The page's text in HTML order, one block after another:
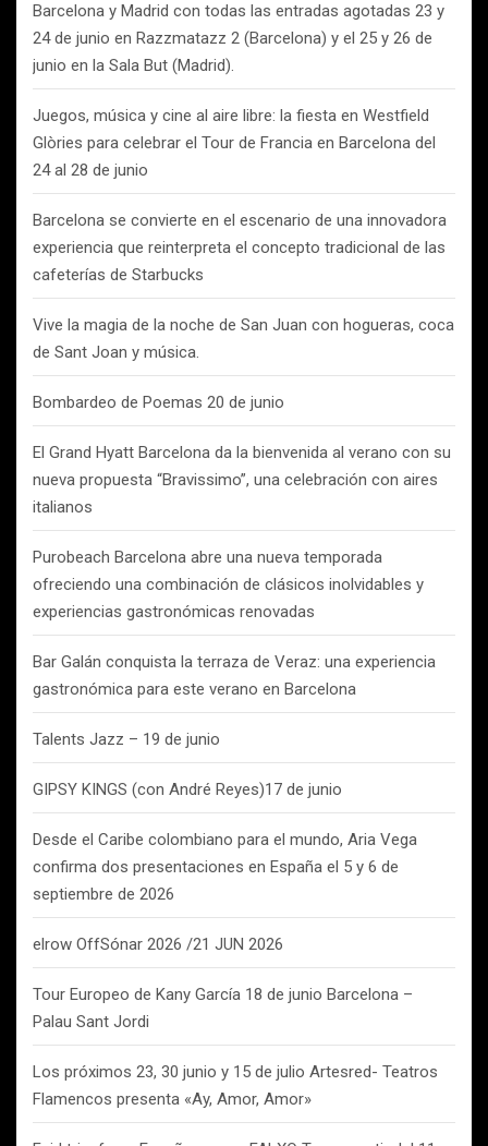
Barcelona y Madrid con todas las entradas agotadas 23 y
24 de junio en Razzmatazz 2 (Barcelona) y el 25 y 26 de
junio en la Sala But (Madrid).
Juegos, música y cine al aire libre: la fiesta en Westfield
Glòries para celebrar el Tour de Francia en Barcelona del
24 al 28 de junio
Barcelona se convierte en el escenario de una innovadora
experiencia que reinterpreta el concepto tradicional de las
cafeterías de Starbucks
Vive la magia de la noche de San Juan con hogueras, coca
de Sant Joan y música.
Bombardeo de Poemas 20 de junio
El Grand Hyatt Barcelona da la bienvenida al verano con su
nueva propuesta “Bravissimo”, una celebración con aires
italianos
Purobeach Barcelona abre una nueva temporada
ofreciendo una combinación de clásicos inolvidables y
experiencias gastronómicas renovadas
Bar Galán conquista la terraza de Veraz: una experiencia
gastronómica para este verano en Barcelona
Talents Jazz – 19 de junio
GIPSY KINGS (con André Reyes)17 de junio
Desde el Caribe colombiano para el mundo, Aria Vega
confirma dos presentaciones en España el 5 y 6 de
septiembre de 2026
elrow OffSónar 2026 /21 JUN 2026
Tour Europeo de Kany García 18 de junio Barcelona –
Palau Sant Jordi
Los próximos 23, 30 junio y 15 de julio Artesred- Teatros
Flamencos presenta «Ay, Amor, Amor»